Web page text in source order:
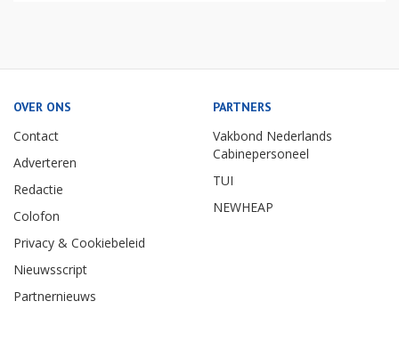
OVER ONS
Contact
Adverteren
Redactie
Colofon
Privacy & Cookiebeleid
Nieuwsscript
Partnernieuws
PARTNERS
Vakbond Nederlands
Cabinepersoneel
TUI
NEWHEAP